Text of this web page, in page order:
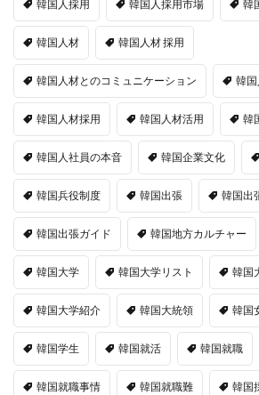
韓国人採用 韓国人採用市場 韓
韓国人材 韓国人材 採用
韓国人材とのコミュニケーション 韓
韓国人材採用 韓国人材活用 韓
韓国人社員の本音 韓国企業文化
韓国兵役制度 韓国出張 韓国出
韓国出張ガイド 韓国地方カルチャー
韓国大学 韓国大学リスト 韓国
韓国大学紹介 韓国大統領 韓国
韓国学生 韓国就活 韓国就職
韓国就職事情 韓国就職難 韓国